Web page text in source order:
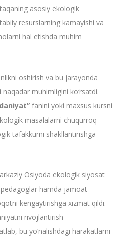
asosiy ekologik
resurslarning kamayishi va
hal etishda muhim
oshirish va bu jarayonda
naqadar muhimligini ko‘rsatdi.
fanini yoki maxsus kursni
masalalarni chuqurroq
tafakkurni shakllantirishga
Osiyoda ekologik siyosat
hamda jamoat
kengaytirishga xizmat qildi.
rivojlantirish
bu yo‘nalishdagi harakatlarni